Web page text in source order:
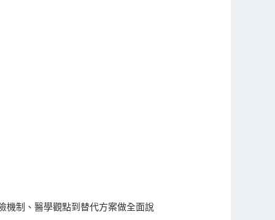
機制、醫學觀點到替代方案做全面說